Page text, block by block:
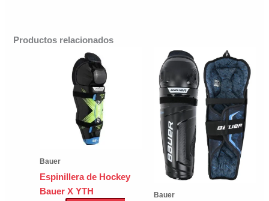
Productos relacionados
Bauer
Espinillera de Hockey
Bauer X YTH
Bauer